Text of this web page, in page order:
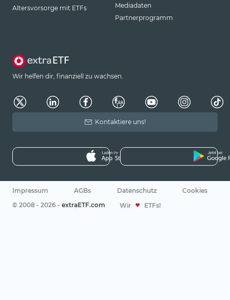
Altersvorsorge mit ETFs
Mediadaten
Partnerprogramm
Wir helfen dir, finanziell zu wachsen.
Kontaktiere uns!
Impressum AGBs Datenschutz
Cookies
© 2008 - 2026 - extraETF.com Wir ETFs!